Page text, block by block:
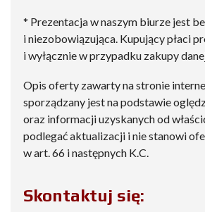
* Prezentacja w naszym biurze jest
i niezobowiązująca. Kupujący płaci
i wyłącznie w przypadku zakupy
Opis oferty zawarty na stronie
sporządzany jest na podstawie
oraz informacji uzyskanych od
podlegać aktualizacji i nie stanowi
w art. 66 i następnych K.C.
Skontaktuj się: